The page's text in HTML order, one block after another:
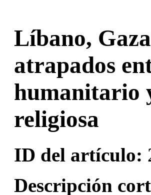
Líbano,
atrapados
humanitario
religiosa
ID del artículo:
Descripción